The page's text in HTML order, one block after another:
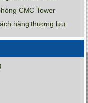
CMC Tower
hàng thượng lưu